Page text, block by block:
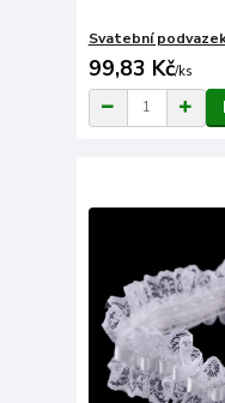
Svatební
99,83 Kč/ks